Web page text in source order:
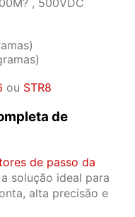
, 500VDC
ou STR8
de
de passo da
solução ideal para
alta precisão e